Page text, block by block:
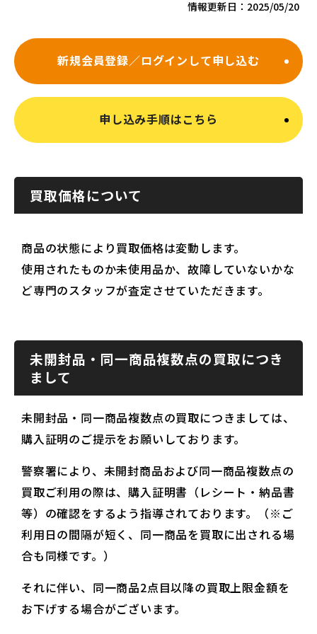
情報更新日： 2025/05/20
新規会員登録／ログインして申し込む
申し込み手順はこちら
買取価格について
商品の状態により買取価格は変動します。
使用されたものか未使用品か、故障していないかな
ど専門のスタッフが査定させていただきます。
未開封品・同一商品複数点の買取につき
まして
未開封品・同一商品複数点の買取につきましては、
購入証明のご提示をお願いしております。
警察署により、未開封商品および同一商品複数点の
買取ご利用の際は、購入証明書（レシート・納品書
等）の確認をするよう指導されております。（※ご
利用日の間隔が短く、同一商品を買取に出される場
合も同様です。）
それに伴い、同一商品2点目以降の買取上限金額を
お下げする場合がございます。